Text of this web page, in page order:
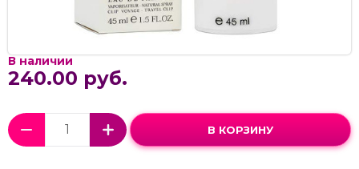
В наличии
240.00 руб.
В КОРЗИНУ